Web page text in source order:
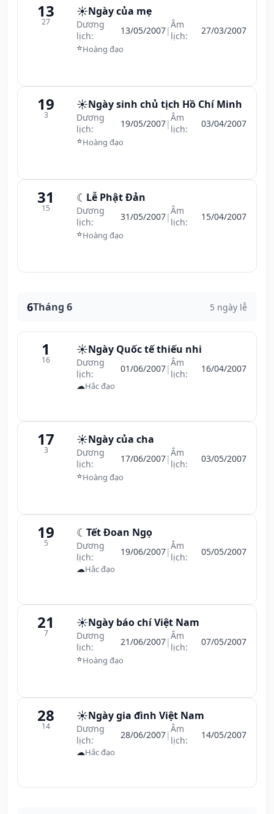
13
27
☀️Ngày của mẹ
Dương
lịch:
13/05/2007|Âm
lịch:
27/03/2007
⭐Hoàng đạo
19
3
☀️Ngày sinh chủ tịch Hồ Chí Minh
Dương
lịch:
19/05/2007|Âm
lịch:
03/04/2007
⭐Hoàng đạo
31
15
☾ Lễ Phật Đản
Dương
lịch:
31/05/2007|Âm
lịch:
15/04/2007
⭐Hoàng đạo
6Tháng 6 5 ngày lễ
1
16
☀️Ngày Quốc tế thiếu nhi
Dương
lịch:
01/06/2007|Âm
lịch:
16/04/2007
☁Hắc đạo
17
3
☀️Ngày của cha
Dương
lịch:
17/06/2007|Âm
lịch:
03/05/2007
⭐Hoàng đạo
19
5
☾ Tết Đoan Ngọ
Dương
lịch:
19/06/2007|Âm
lịch:
05/05/2007
☁Hắc đạo
21
7
☀️Ngày báo chí Việt Nam
Dương
lịch:
21/06/2007|Âm
lịch:
07/05/2007
⭐Hoàng đạo
28
14
☀️Ngày gia đình Việt Nam
Dương
lịch:
28/06/2007|Âm
lịch:
14/05/2007
☁Hắc đạo